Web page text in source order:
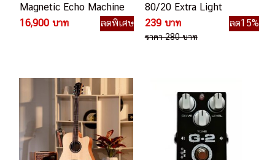
Magnetic Echo Machine
เอฟเฟคกีตาร์ไฟฟ้า
16,900 บาท ลดพิเศษ
80/20 Extra Light
GB1048 สายกีตาร์โปร่ง
239 บาท ลด15%
ราคา 280 บาท